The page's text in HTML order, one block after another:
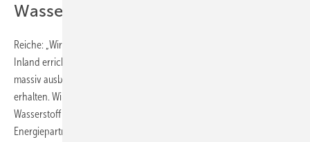
Wasserstoffwirtschaft
Reiche: „Wir müssen große Kapazitäten an Elektrolyseanlagen im
Inland errichten. Wir müssen die erneuerbaren Energien weiter
massiv ausbauen, um die erforderlichen Mengen an grünem Strom zu
erhalten. Wir müssen unsere Infrastruktur für den Transport von
Wasserstoff ertüchtigen und ausbauen. Wir müssen internationale
Energiepartnerschaften schließen, um die notwendigen Importe